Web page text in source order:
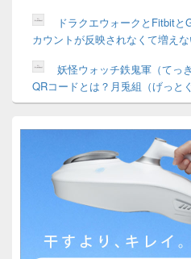
ドラクエウォークとFitbit
カウントが反映されなくて増え
妖怪ウォッチ鉄鬼軍（てっ
QRコードとは？月兎組（げっと